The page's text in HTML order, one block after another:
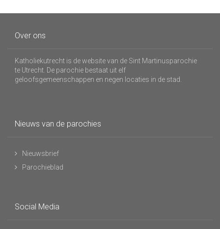
Over ons
Katholiekutrecht is de website van de Sint Martinusparochie
te Utrecht. De parochie bestaat uit elf
geloofsgemeenschappen en negen locaties in de stad.
Nieuws van de parochies
Nieuwsbrief
Parochieblad
Social Media